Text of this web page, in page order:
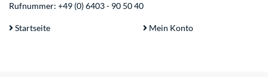
Rufnummer: +49 (0) 6403 - 90 50 40
Startseite Mein Konto